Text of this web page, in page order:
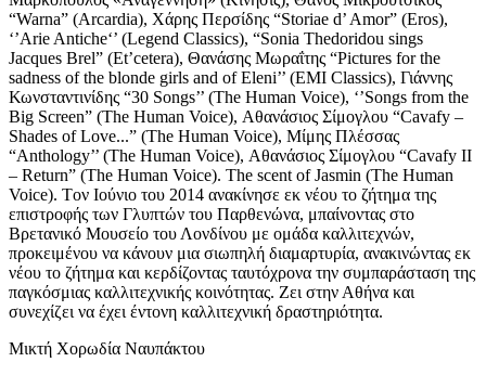
“Warna” (Arcardia), Χάρης Περσίδης “Storiae d’ Amor” (Eros),
‘’Arie Antiche‘’ (Legend Classics), “Sonia Thedoridou sings
Jacques Brel” (Et’cetera), Θανάσης Μωραΐτης “Pictures for the
sadness of the blonde girls and of Eleni’’ (EMI Classics), Γιάννης
Κωνσταντινίδης “30 Songs’’ (The Human Voice), ‘’Songs from the
Big Screen” (The Human Voice), Αθανάσιος Σίμογλου “Cavafy –
Shades of Love...” (The Human Voice), Μίμης Πλέσσας
“Anthology’’ (The Human Voice), Αθανάσιος Σίμογλου “Cavafy II
– Return” (The Human Voice). The scent of Jasmin (The Human
Voice). Tον Ιούνιο του 2014 ανακίνησε εκ νέου το ζήτημα της
επιστροφής των Γλυπτών του Παρθενώνα, μπαίνοντας στο
Βρετανικό Μουσείο του Λονδίνου με ομάδα καλλιτεχνών,
προκειμένου να κάνουν μια σιωπηλή διαμαρτυρία, ανακινώντας εκ
νέου το ζήτημα και κερδίζοντας ταυτόχρονα την συμπαράσταση της
παγκόσμιας καλλιτεχνικής κοινότητας. Ζει στην Αθήνα και
συνεχίζει να έχει έντονη καλλιτεχνική δραστηριότητα.
Μικτή Χορωδία Ναυπάκτου